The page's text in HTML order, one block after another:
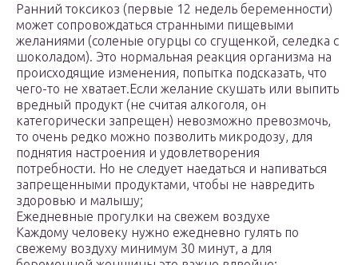
Ранний токсикоз (первые 12 недель беременности)
может сопровождаться странными пищевыми
желаниями (соленые огурцы со сгущенкой, селедка с
шоколадом). Это нормальная реакция организма на
происходящие изменения, попытка подсказать, что
чего-то не хватает.Если желание скушать или выпить
вредный продукт (не считая алкоголя, он
категорически запрещен) невозможно превозмочь,
то очень редко можно позволить микродозу, для
поднятия настроения и удовлетворения
потребности. Но не следует наедаться и напиваться
запрещенными продуктами, чтобы не навредить
здоровью и малышу;
Ежедневные прогулки на свежем воздухе
Каждому человеку нужно ежедневно гулять по
свежему воздуху минимум 30 минут, а для